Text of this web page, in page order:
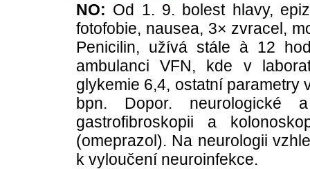
NO: Od 1. 9. bolest hlavy,
fotofobie, nausea, 3× zvracel,
Penicilin, užívá stále à 12
ambulanci VFN, kde v
glykemie 6,4, ostatní parametry
bpn. Dopor. neurologické
gastrofibroskopii a
(omeprazol). Na neurologii
k vyloučení neuroinfekce.